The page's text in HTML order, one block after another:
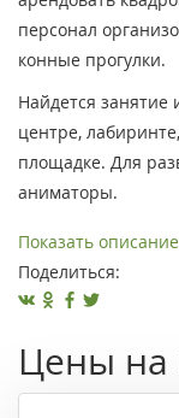
персонал
конные прогулки.
Найдется занятие
центре,
площадке. Для
аниматоры.
Показать
Поделиться:
Цены на